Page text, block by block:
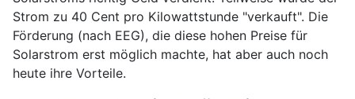
Strom zu 40 Cent pro Kilowattstunde "verkauft". Die
Förderung (nach EEG), die diese hohen Preise für
Solarstrom erst möglich machte, hat aber auch noch
heute ihre Vorteile.